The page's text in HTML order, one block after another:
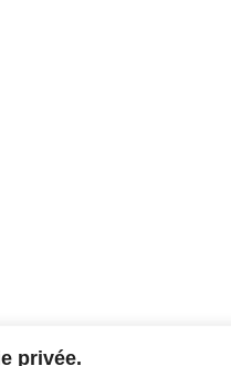
privée.